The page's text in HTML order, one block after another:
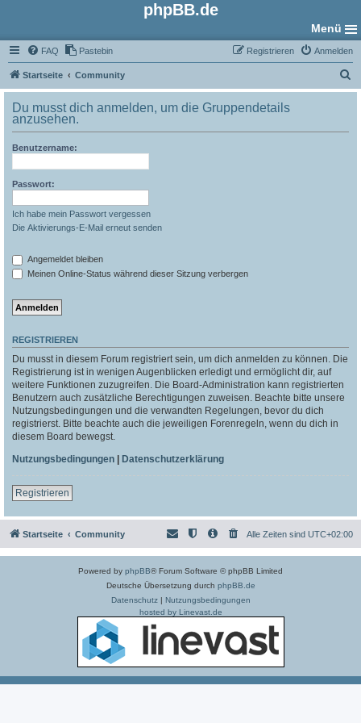
phpBB.de
Menü
FAQ Pastebin Anmelden
Registrieren
Startseite Community
u
Du musst dich anmelden, um die Gruppendetails
anzusehen.
Benutzername:
Passwort:
Ich habe mein Passwort vergessen
Die Aktivierungs-E-Mail erneut senden
Angemeldet bleiben
Meinen Online-Status während dieser Sitzung verbergen
REGISTRIEREN
Du musst in diesem Forum registriert sein, um dich anmelden zu können. Die
Registrierung ist in wenigen Augenblicken erledigt und ermöglicht dir, auf
weitere Funktionen zuzugreifen. Die Board-Administration kann registrierten
Benutzern auch zusätzliche Berechtigungen zuweisen. Beachte bitte unsere
Nutzungsbedingungen und die verwandten Regelungen, bevor du dich
registrierst. Bitte beachte auch die jeweiligen Forenregeln, wenn du dich in
diesem Board bewegst.
Nutzungsbedingungen | Datenschutzerklärung
Registrieren
Startseite Community Alle Zeiten sind UTC+02:00
Powered by phpBB® Forum Software © phpBB Limited
Deutsche Übersetzung durch phpBB.de
Datenschutz| Nutzungsbedingungen
hosted by Linevast.de